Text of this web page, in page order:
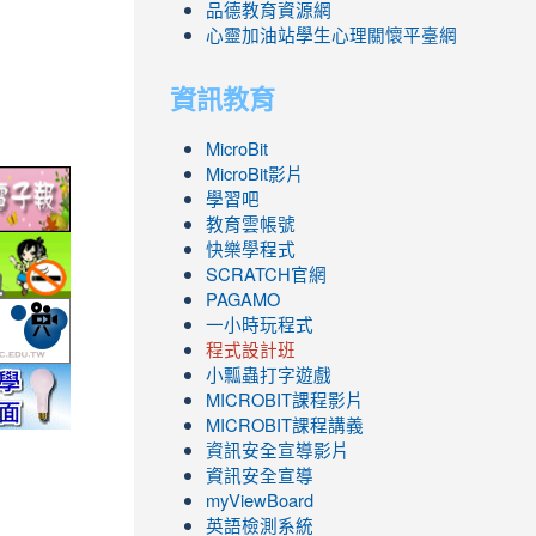
http://epaper.edu.tw/
school_index.aspx?cooler/default.aspx
http://health99.doh.gov.tw/box2/smokefreelife/Default.aspx
green-http://mod.tyc.edu.tw/
link
to
https://exam.tcte.edu.tw/tbt_html/
https://reurl.cc/GmMWYG
https://reurl.cc/pgQORQ
https://airtw.epa.gov.tw/
https://168.motc.gov.tw/theme/safemonth/
品德教育資源網
心靈加油站學生心理關懷平臺網
資訊教育
MicroBit
MicroBit影片
學習吧
教育雲帳號
快樂學程式
SCRATCH官網
PAGAMO
一小時玩程式
程式設計班
小瓢蟲打字遊戲
link
to
https://www.youtube.com/channel/
ZBGmXwlbUndNA/videos?
view=0&sort=dd&shelf_id=0
MICROBIT課程影片
link
to
https://www.youtube.com/channel/
ZBGmXwlbUndNA/videos?
view=0&sort=dd&shelf_id=0
MICROBIT課程講義
資訊安全宣導影片
資訊安全宣導
myViewBoard
英語檢測系統